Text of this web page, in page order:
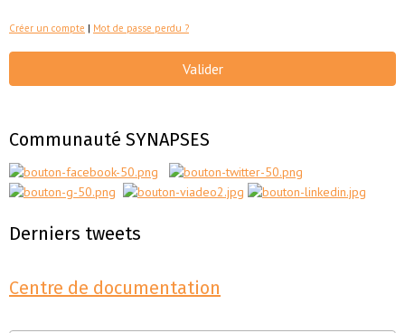
Créer un compte | Mot de passe perdu ?
Valider
Communauté SYNAPSES
Derniers tweets
Centre de documentation